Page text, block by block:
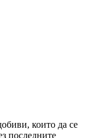
които да се
последните